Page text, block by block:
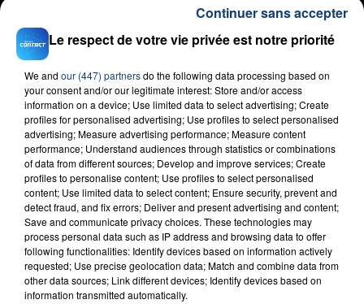
FIL D'ACTU
23 juillet 2026
INCENDIE MORTEL À LENS : UNE FEMME ET
SON BÉBÉ ENTRE LA VIE ET LA...
Le respect de votre vie privée est notre priorité
We and our (447) partnersdo the following data processing based on
your consent and/or our legitimate interest: Store and/or access
information on a device; Use limited data to select advertising; Create
profiles for personalised advertising; Use profiles to select personalised
advertising; Measure advertising performance; Measure content
performance; Understand audiences through statistics or combinations
of data from different sources; Develop and improve services; Create
profiles to personalise content; Use profiles to select personalised
content; Use limited data to select content; Ensure security, prevent and
detect fraud, and fix errors; Deliver and present advertising and content;
Save and communicate privacy choices. These technologies may
process personal data such as IP address and browsing data to offer
following functionalities: Identify devices based on information actively
requested; Use precise geolocation data; Match and combine data from
other data sources; Link different devices; Identify devices based on
information transmitted automatically.
Continuer sans accepter